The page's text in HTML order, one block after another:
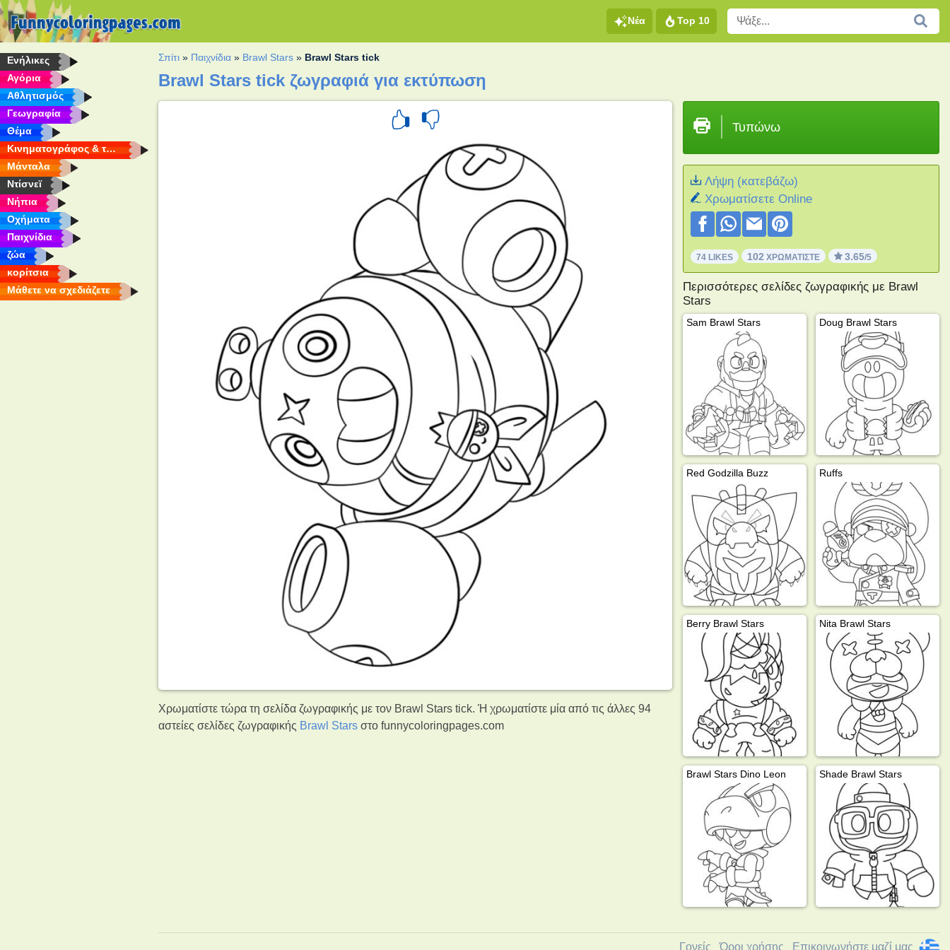
Νέα Top 10
Eνήλικες
Αγόρια
Αθλητισμός
Γεωγραφία
Θέμα
Κινηματογράφος & τηλεόραση
Μάνταλα
Ντίσνεϊ
Νήπια
Οχήματα
Παιχνίδια
ζώα
κορίτσια
Μάθετε να σχεδιάζετε
Σπίτι » Παιχνίδια » Brawl Stars » Brawl Stars tick
Brawl Stars tick ζωγραφιά για εκτύπωση
Χρωματίστε τώρα τη σελίδα ζωγραφικής με τον Brawl Stars tick. Ή χρωματίστε μία από τις άλλες 94
αστείες σελίδες ζωγραφικής Brawl Stars στο funnycoloringpages.com
Τυπώνω
Λήψη (κατεβάζω)
Xρωματίσετε Online
74 LIKES 102 ΧΡΩΜΑΤΊΣΤΕ 3.65/5
Περισσότερες σελίδες ζωγραφικής με Brawl
Stars
Sam Brawl Stars Doug Brawl Stars
Red Godzilla Buzz Ruffs
Berry Brawl Stars Nita Brawl Stars
Brawl Stars Dino Leon Shade Brawl Stars
Γονείς Όροι χρήσης Επικοινωνήστε μαζί μας